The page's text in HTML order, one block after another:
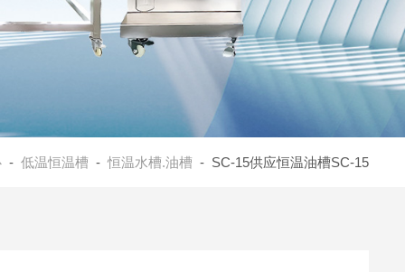
- 低温恒温槽- 恒温水槽.油槽- SC-15供应恒温油槽SC-15